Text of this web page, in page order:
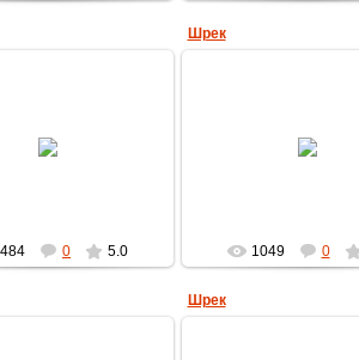
0 5.0
Шрек
1049 0
Шрек